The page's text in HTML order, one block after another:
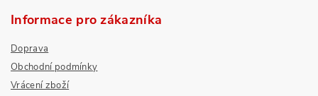
Informace pro zákazníka
Doprava
Obchodní podmínky
Vrácení zboží